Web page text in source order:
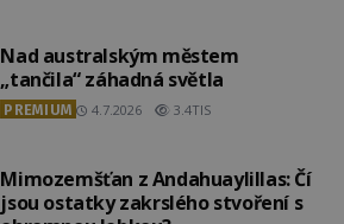
Nad australským městem
„tančila“ záhadná světla
PREMIUM 4.7.2026 3.4TIS
Mimozemšťan z Andahuaylillas: Čí
jsou ostatky zakrslého stvoření s